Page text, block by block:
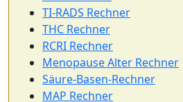
TI-RADS Rechner
THC Rechner
RCRI Rechner
Menopause Alter Rechner
Säure-Basen-Rechner
MAP Rechner